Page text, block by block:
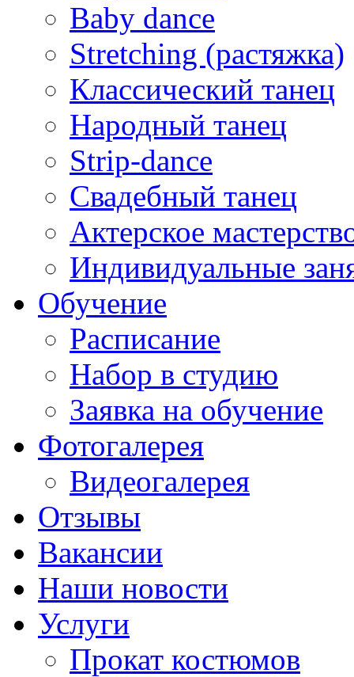
Baby dance
Stretching (растяжка)
Классический танец
Народный танец
Strip-dance
Свадебный танец
Актерское
Индивидуальные
Обучение
Расписание
Набор в студию
Заявка на обучение
Фотогалерея
Видеогалерея
Отзывы
Вакансии
Наши новости
Услуги
Прокат костюмов